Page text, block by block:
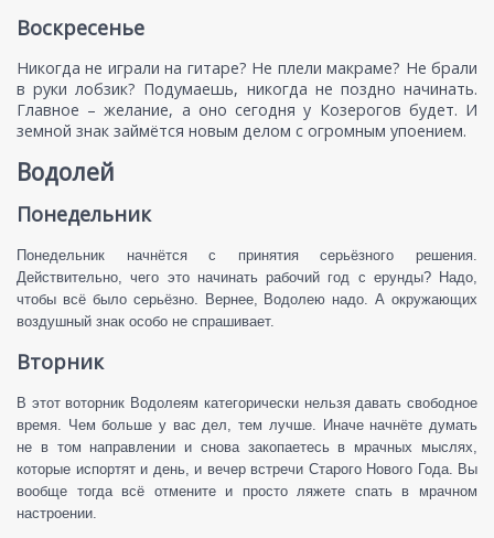
Воскресенье
Никогда не играли на гитаре? Не плели макраме? Не брали
в руки лобзик? Подумаешь, никогда не поздно начинать.
Главное – желание, а оно сегодня у Козерогов будет. И
земной знак займётся новым делом с огромным упоением.
Водолей
Понедельник
Понедельник начнётся с принятия серьёзного решения.
Действительно, чего это начинать рабочий год с ерунды? Надо,
чтобы всё было серьёзно. Вернее, Водолею надо. А окружающих
воздушный знак особо не спрашивает.
Вторник
В этот воторник Водолеям категорически нельзя давать свободное
время. Чем больше у вас дел, тем лучше. Иначе начнёте думать
не в том направлении и снова закопаетесь в мрачных мыслях,
которые испортят и день, и вечер встречи Старого Нового Года. Вы
вообще тогда всё отмените и просто ляжете спать в мрачном
настроении.